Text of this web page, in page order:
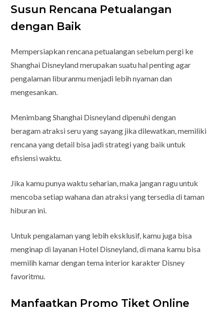
Susun Rencana Petualangan
dengan Baik
Mempersiapkan rencana petualangan sebelum pergi ke
Shanghai Disneyland merupakan suatu hal penting agar
pengalaman liburanmu menjadi lebih nyaman dan
mengesankan.
Menimbang Shanghai Disneyland dipenuhi dengan
beragam atraksi seru yang sayang jika dilewatkan, memiliki
rencana yang detail bisa jadi strategi yang baik untuk
efisiensi waktu.
Jika kamu punya waktu seharian, maka jangan ragu untuk
mencoba setiap wahana dan atraksi yang tersedia di taman
hiburan ini.
Untuk pengalaman yang lebih eksklusif, kamu juga bisa
menginap di layanan Hotel Disneyland, di mana kamu bisa
memilih kamar dengan tema interior karakter Disney
favoritmu.
Manfaatkan Promo Tiket Online